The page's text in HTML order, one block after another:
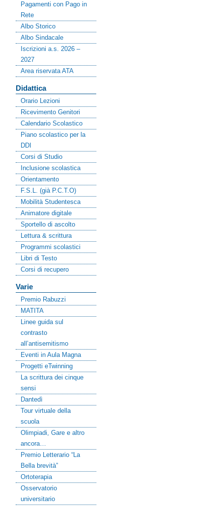
Pagamenti con Pago in
Rete
Albo Storico
Albo Sindacale
Iscrizioni a.s. 2026 –
2027
Area riservata ATA
Didattica
Orario Lezioni
Ricevimento Genitori
Calendario Scolastico
Piano scolastico per la
DDI
Corsi di Studio
Inclusione scolastica
Orientamento
F.S.L. (già P.C.T.O)
Mobilità Studentesca
Animatore digitale
Sportello di ascolto
Lettura & scrittura
Programmi scolastici
Libri di Testo
Corsi di recupero
Varie
Premio Rabuzzi
MATITA
Linee guida sul
contrasto
all’antisemitismo
Eventi in Aula Magna
Progetti eTwinning
La scrittura dei cinque
sensi
Dantedì
Tour virtuale della
scuola
Olimpiadi, Gare e altro
ancora…
Premio Letterario “La
Bella brevità”
Ortoterapia
Osservatorio
universitario